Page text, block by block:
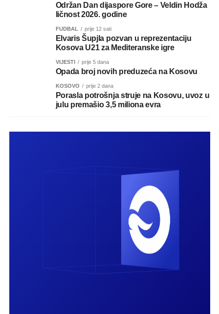
Održan Dan dijaspore Gore – Veldin Hodža
ličnost 2026. godine
FUDBAL prije 12 sati
Elvaris Šupjla pozvan u reprezentaciju
Kosova U21 za Mediteranske igre
VIJESTI prije 5 dana
Opada broj novih preduzeća na Kosovu
KOSOVO prije 2 dana
Porasla potrošnja struje na Kosovu, uvoz u
julu premašio 3,5 miliona evra